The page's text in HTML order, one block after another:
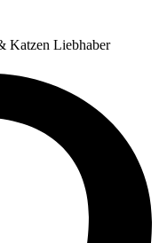
Katzen Liebhaber